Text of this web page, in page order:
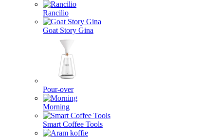
Rancilio
Goat Story Gina
Pour-over
Morning
Smart Coffee Tools